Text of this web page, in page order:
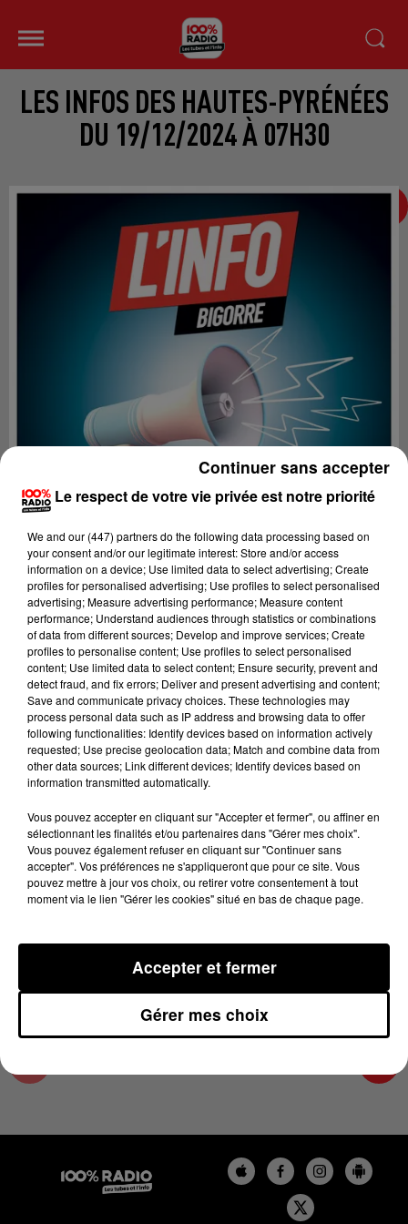
LES INFOS DES HAUTES-PYRÉNÉES
DU 19/12/2024 À 07H30
Lecture (4 min 7 sec)
100%
100% Radio les infos des Hautes-Pyrénées
19 décembre 2024 - 4 min 7 sec
LES INFOS DES HAUTES-PYRÉNÉES DU
19/12/2024 À 07H30
Podcasts infos des Hautes-Pyrénées
Le respect de votre vie privée est notre priorité
We and our (447) partnersdo the following data processing based on
your consent and/or our legitimate interest: Store and/or access
information on a device; Use limited data to select advertising; Create
profiles for personalised advertising; Use profiles to select personalised
advertising; Measure advertising performance; Measure content
performance; Understand audiences through statistics or combinations
of data from different sources; Develop and improve services; Create
profiles to personalise content; Use profiles to select personalised
content; Use limited data to select content; Ensure security, prevent and
detect fraud, and fix errors; Deliver and present advertising and content;
Save and communicate privacy choices. These technologies may
process personal data such as IP address and browsing data to offer
following functionalities: Identify devices based on information actively
requested; Use precise geolocation data; Match and combine data from
other data sources; Link different devices; Identify devices based on
information transmitted automatically.
Vous pouvez accepter en cliquant sur "Accepter et fermer", ou affiner en
sélectionnant les finalités et/ou partenaires dans "Gérer mes choix".
Vous pouvez également refuser en cliquant sur "Continuer sans
accepter". Vos préférences ne s'appliqueront que pour ce site. Vous
pouvez mettre à jour vos choix, ou retirer votre consentement à tout
moment via le lien "Gérer les cookies" situé en bas de chaque page.
Gérer mes choix
Accepter et fermer
Continuer sans accepter